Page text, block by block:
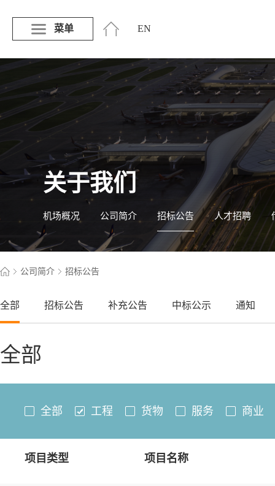
菜单 EN
关于我们
机场概况 公司简介 招标公告 人才招聘
公司简介 招标公告
全部 招标公告 补充公告 中标公示 通知
全部
全部 工程 货物 服务 商业
项目类型 项目名称